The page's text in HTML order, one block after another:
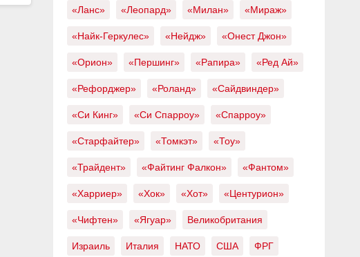
«Ланс» «Леопард» «Милан» «Мираж»
«Найк-Геркулес» «Нейдж» «Онест Джон»
«Орион» «Першинг» «Рапира» «Ред Ай»
«Рефорджер» «Роланд» «Сайдвиндер»
«Си Кинг» «Си Спарроу» «Спарроу»
«Старфайтер» «Томкэт» «Тоу»
«Трайдент» «Файтинг Фалкон» «Фантом»
«Харриер» «Хок» «Хот» «Центурион»
«Чифтен» «Ягуар» Великобритания
Израиль Италия НАТО США ФРГ